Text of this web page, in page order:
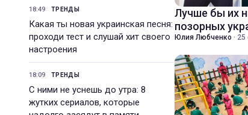
18:49 ТРЕНДЫ
Какая ты новая украинская песня:
проходи тест и слушай хит своего
настроения
18:09 ТРЕНДЫ
С ними не уснешь до утра: 8
жутких сериалов, которые
Лучше бы их
позорных
Юлия Любченко · 25